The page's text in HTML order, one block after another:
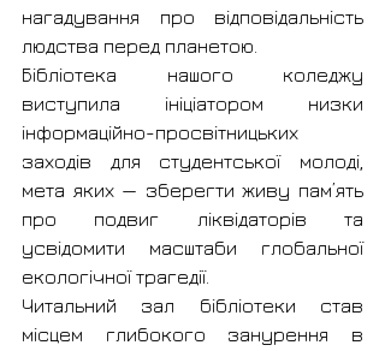
нагадування про відповідальність
людства перед планетою.
Бібліотека нашого коледжу
виступила ініціатором низки
інформаційно-просвітницьких
заходів для студентської молоді,
мета яких — зберегти живу пам’ять
про подвиг ліквідаторів та
усвідомити масштаби глобальної
екологічної трагедії.
Читальний зал бібліотеки став
місцем глибокого занурення в